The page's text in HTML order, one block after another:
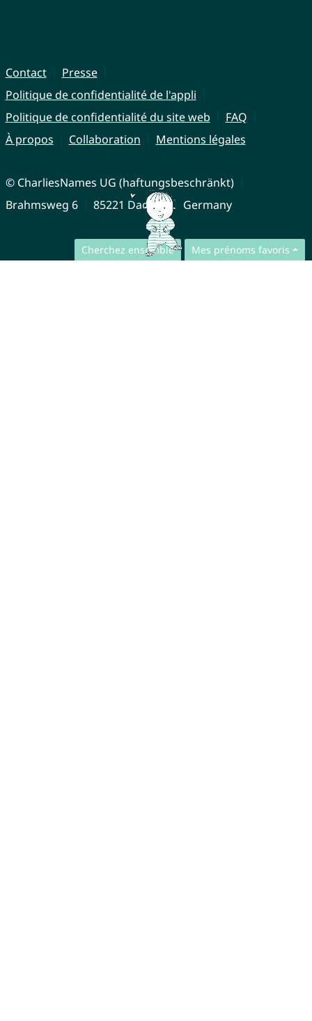
Cherchez ensemble Mes prénoms favoris
Contact
Presse
Politique de confidentialité de l'appli
Politique de confidentialité du site web
FAQ
À propos
Collaboration Mentions légales
© CharliesNames UG (haftungsbeschränkt)
Brahmsweg 6
85221 Dachau Germany